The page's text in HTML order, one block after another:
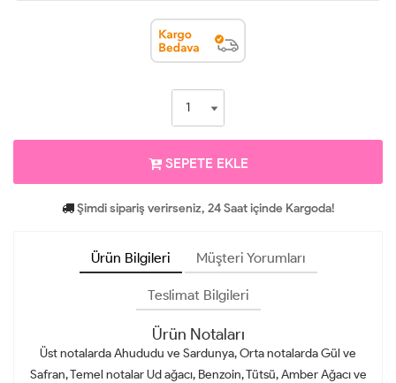
SEPETE EKLE
Şimdi sipariş verirseniz, 24 Saat içinde Kargoda!
Ürün Bilgileri Müşteri Yorumları
Teslimat Bilgileri
Ürün Notaları
Üst notalarda Ahududu ve Sardunya, Orta notalarda Gül ve
Safran, Temel notalar Ud ağacı, Benzoin, Tütsü, Amber Ağacı ve